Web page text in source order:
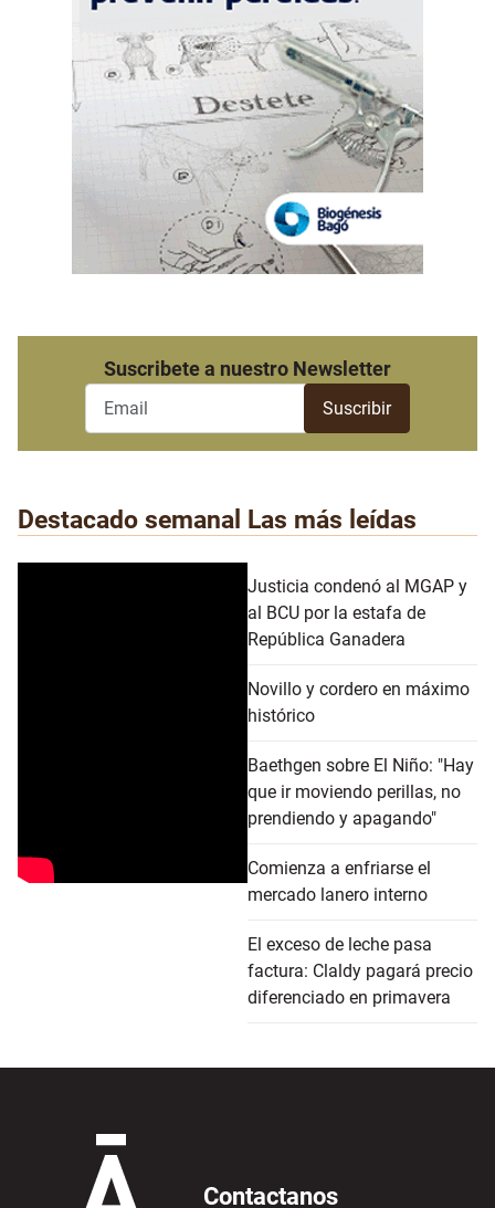
Suscribete a nuestro Newsletter
Destacado semanal Las más leídas
Justicia condenó al MGAP y
al BCU por la estafa de
República Ganadera
Novillo y cordero en máximo
histórico
Baethgen sobre El Niño: "Hay
que ir moviendo perillas, no
prendiendo y apagando"
Comienza a enfriarse el
mercado lanero interno
El exceso de leche pasa
factura: Claldy pagará precio
diferenciado en primavera
Contactanos